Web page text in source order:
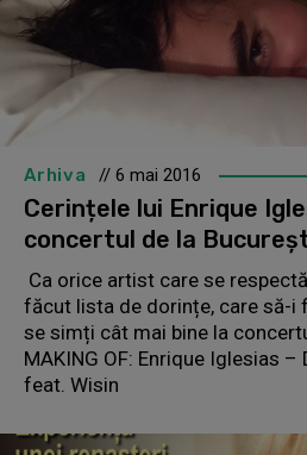
Arhiva // 6 mai 2016
Cerințele lui Enrique
concertul de la
Ca orice artist care se
făcut lista de dorințe, care să-i
se simți cât mai bine la
MAKING OF: Enrique Iglesias –
feat. Wisin